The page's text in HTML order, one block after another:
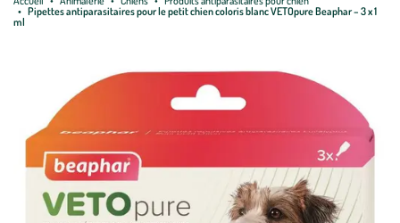
Pipettes antiparasitaires pour le petit chien coloris blanc VETOpure Beaphar – 3 x 1
ml